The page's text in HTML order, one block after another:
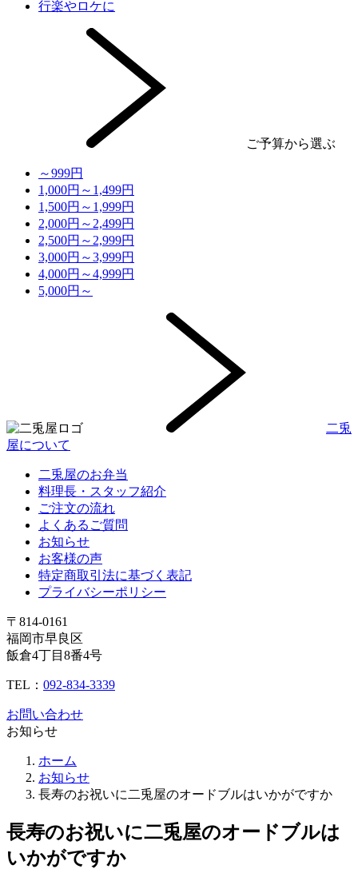
行楽やロケに
ご予算から選ぶ
～999円
1,000円～1,499円
1,500円～1,999円
2,000円～2,499円
2,500円～2,999円
3,000円～3,999円
4,000円～4,999円
5,000円～
二兎
屋について
二兎屋のお弁当
料理長・スタッフ紹介
ご注文の流れ
よくあるご質問
お知らせ
お客様の声
特定商取引法に基づく表記
プライバシーポリシー
〒814-0161
福岡市早良区
飯倉4丁目8番4号
TEL： 092-834-3339
お問い合わせ
お知らせ
ホーム
お知らせ
長寿のお祝いに二兎屋のオードブルはいかがですか
長寿のお祝いに二兎屋のオードブルは
いかがですか